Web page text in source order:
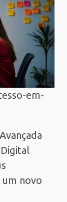
em-
um novo